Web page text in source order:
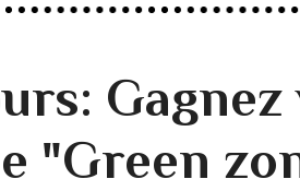
"Green